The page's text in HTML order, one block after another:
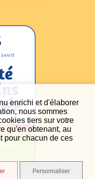
enrichi et d'élaborer
nous sommes
tiers sur votre
qu'en obtenant, au
pour chacun de ces
Personnaliser